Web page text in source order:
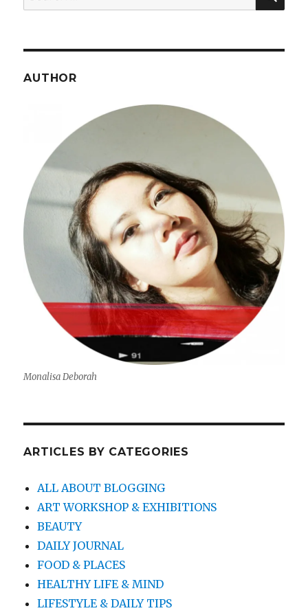
for:
AUTHOR
Monalisa Deborah
ARTICLES BY CATEGORIES
ALL ABOUT BLOGGING
ART WORKSHOP & EXHIBITIONS
BEAUTY
DAILY JOURNAL
FOOD & PLACES
HEALTHY LIFE & MIND
LIFESTYLE & DAILY TIPS